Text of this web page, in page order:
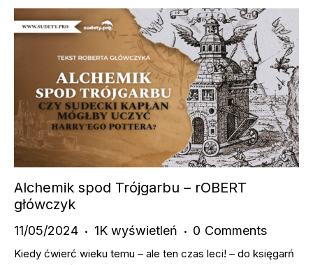
Alchemik spod Trójgarbu – rOBERT
główczyk
11/05/2024 1K wyświetleń 0 Comments
Kiedy ćwierć wieku temu – ale ten czas leci! – do księgarń